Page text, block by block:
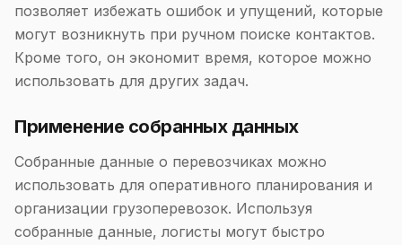
позволяет избежать ошибок и упущений, которые
могут возникнуть при ручном поиске контактов.
Кроме того, он экономит время, которое можно
использовать для других задач.
Применение собранных данных
Собранные данные о перевозчиках можно
использовать для оперативного планирования и
организации грузоперевозок. Используя
собранные данные, логисты могут быстро